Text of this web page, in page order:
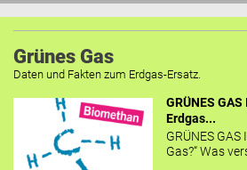
Grünes Gas
Daten und Fakten zum Erdgas-Ersatz.
GRÜNES
Erdgas...
GRÜNES GAS
Gas?“ Was